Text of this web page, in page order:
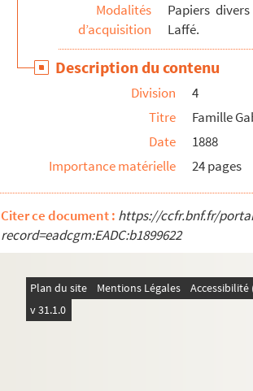
Ms 3144. Recettes de la chapelle Notre-Dame
Ms 3145. Livre des recettes et dépenses de
Ms 3146. Documents concernant l’église
Ms 3147. Cahier des recettes et dépenses de
Ms 3148. Règlements et instruction pour le
Ms 3149. Registres paroissiaux de l’église de
Ms 3150. Archives personnelles de l’artiste
Ms 3152. Actes notariés concernant la famille
Ms 3153. Association des vidanges d'Arles
Modalités
d’acquisition
Papiers
Laffé.
Description du contenu
Division
4
Titre
Famille
Date
1888
Importance matérielle
24 pages
Citer ce document : https://ccfr.bnf.fr/
record=eadcgm:EADC:b1899622
Plan du site Mentions Légales
v 31.1.0